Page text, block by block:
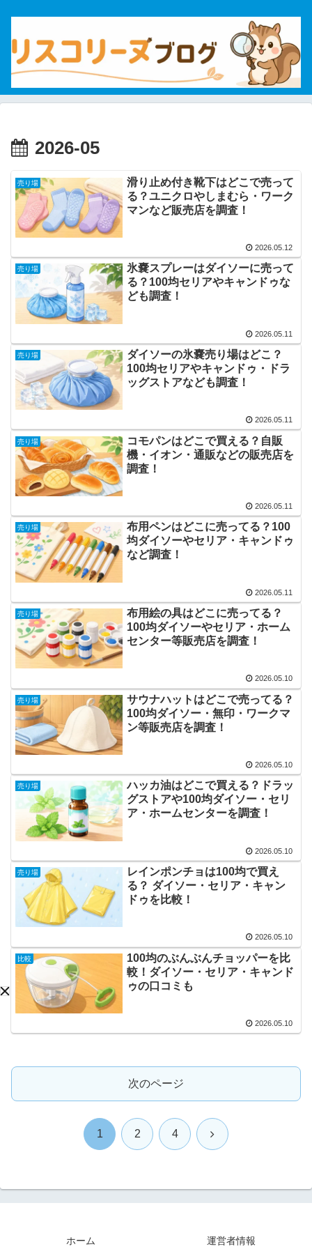
2026-05
売り場
滑り止め付き靴下はどこで売って
る？ユニクロやしまむら・ワーク
マンなど販売店を調査！
2026.05.12
売り場
氷嚢スプレーはダイソーに売って
る？100均セリアやキャンドゥな
ども調査！
2026.05.11
売り場
ダイソーの氷嚢売り場はどこ？
100均セリアやキャンドゥ・ドラ
ッグストアなども調査！
2026.05.11
売り場
コモパンはどこで買える？自販
機・イオン・通販などの販売店を
調査！
2026.05.11
売り場
布用ペンはどこに売ってる？100
均ダイソーやセリア・キャンドゥ
など調査！
2026.05.11
売り場
布用絵の具はどこに売ってる？
100均ダイソーやセリア・ホーム
センター等販売店を調査！
2026.05.10
売り場
サウナハットはどこで売ってる？
100均ダイソー・無印・ワークマ
ン等販売店を調査！
2026.05.10
売り場
ハッカ油はどこで買える？ドラッ
グストアや100均ダイソー・セリ
ア・ホームセンターを調査！
2026.05.10
売り場
レインポンチョは100均で買え
る？ ダイソー・セリア・キャン
ドゥを比較！
2026.05.10
比較
100均のぶんぶんチョッパーを比
較！ダイソー・セリア・キャンド
ゥの口コミも
2026.05.10
次のページ
1 2 4 次
ホーム 運営者情報